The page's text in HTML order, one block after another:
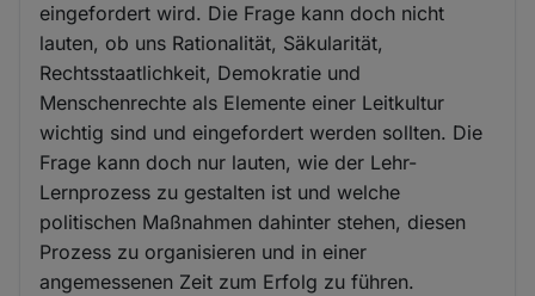
eingefordert wird. Die Frage kann doch nicht
lauten, ob uns Rationalität, Säkularität,
Rechtsstaatlichkeit, Demokratie und
Menschenrechte als Elemente einer Leitkultur
wichtig sind und eingefordert werden sollten. Die
Frage kann doch nur lauten, wie der Lehr-
Lernprozess zu gestalten ist und welche
politischen Maßnahmen dahinter stehen, diesen
Prozess zu organisieren und in einer
angemessenen Zeit zum Erfolg zu führen.